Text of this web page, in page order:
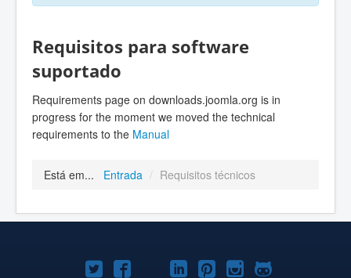
Requisitos para software
suportado
Requirements page on downloads.joomla.org is in
progress for the moment we moved the technical
requirements to the Manual
Está em... Entrada / Requisitos técnicos
Joomla!Joomla!Joomla!
Joomla!Joomla!
Joomla!Joomla!